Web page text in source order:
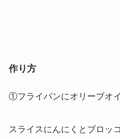
作り方
①フライパンにオリーブオ
スライスにんにくとブロッ